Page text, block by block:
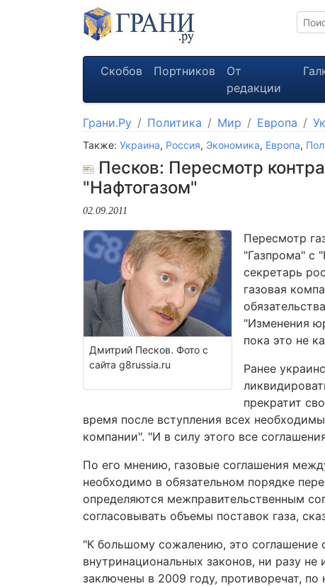
Скобов Портников
От
редакции
Грани.Ру Политика Мир Европа
Также: Украина, Россия, Экономика, Европа,
Песков: Пересмотр
"Нафтогазом"
02.09.2011
Дмитрий Песков. Фото с
сайта g8russia.ru
Пересмотр
"Газпрома" с
секретарь
газовая
"Изменения
пока это не
Ранее
прекратит
время после вступления всех
компании". "И в силу этого все
По его мнению, газовые соглашения
необходимо в обязательном порядке
определяются межправительственным
согласовывать объемы поставок газа,
"К большому сожалению, это соглашение
внутринациональных законов, ни разу
заключены в 2009 году, противоречат,